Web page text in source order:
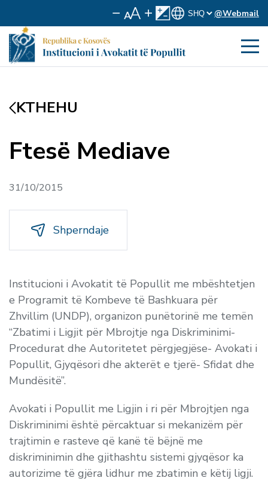
@Webmail
KTHEHU
Ftesë Mediave
31/10/2015
Shperndaje
Institucioni i Avokatit të Popullit me mbështetjen
e Programit të Kombeve të Bashkuara për
Zhvillim (UNDP), organizon punëtorinë me temën
“Zbatimi i Ligjit për Mbrojtje nga Diskriminimi-
Procedurat dhe Autoritetet përgjegjëse- Avokati i
Popullit, Gjyqësori dhe akterët e tjerë- Sfidat dhe
Mundësitë”.
Avokati i Popullit me Ligjin i ri për Mbrojtjen nga
Diskriminimi është përcaktuar si mekanizëm për
trajtimin e rasteve që kanë të bëjnë me
diskriminimin dhe gjithashtu sistemi gjyqësor ka
autorizime të gjëra lidhur me zbatimin e këtij ligji.